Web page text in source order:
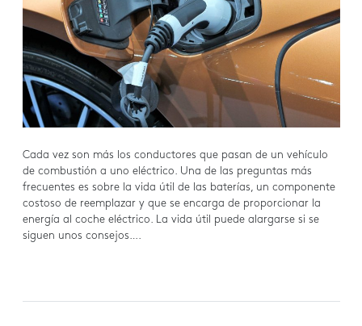
Cada vez son más los conductores que pasan de un vehículo
de combustión a uno eléctrico. Una de las preguntas más
frecuentes es sobre la vida útil de las baterías, un componente
costoso de reemplazar y que se encarga de proporcionar la
energía al coche eléctrico. La vida útil puede alargarse si se
siguen unos consejos….